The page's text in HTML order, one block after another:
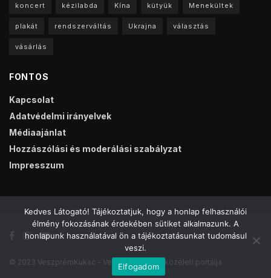
koncert kézilabda Kína kütyük Menekültek
plakát rendszerváltás Ukrajna választás
vásárlás
FONTOS
Kapcsolat
Adatvédelmi irányelvek
Médiaajánlat
Hozzászólási és moderálási szabályzat
Impresszum
© 2023 VeszprémKukac - Veszprém online közéleti portálja
Kedves Látogató! Tájékoztatjuk, hogy a honlap felhasználói
élmény fokozásának érdekében sütiket alkalmazunk. A
honlapunk használatával ön a tájékoztatásunkat tudomásul
veszi.
Elfogadom